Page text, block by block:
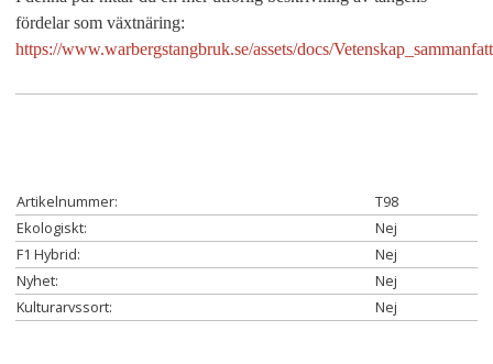
fördelar som växtnäring:
https://www.warbergstangbruk.se/assets/docs/
Artikelnummer:
T98
Ekologiskt:
Nej
F1 Hybrid:
Nej
Nyhet:
Nej
Kulturarvssort:
Nej